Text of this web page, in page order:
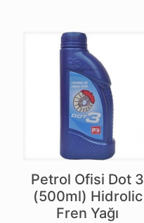
Petrol Ofisi Dot 3
(500ml) Hidrolic
Fren Yağı